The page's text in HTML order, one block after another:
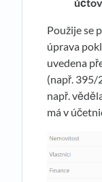
Použije se
úprava
uvedena
(např. 395/
např.
má v